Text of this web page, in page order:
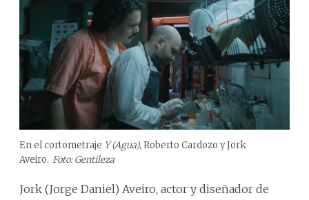
En el cortometraje Y (Agua), Roberto Cardozo y Jork
Aveiro. Foto: Gentileza
Jork (Jorge Daniel) Aveiro, actor y diseñador de